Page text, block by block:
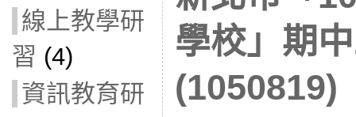
線上教學研
習 (4)
資訊教育研
學校」期
(1050819)